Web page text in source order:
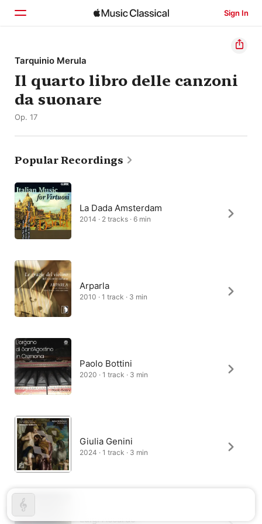
Sign In
Home
Browse
Search
Tarquinio Merula
Il quarto libro delle canzoni
da suonare
Op. 17
Popular Recordings
La Dada Amsterdam
2014 · 2 tracks · 6 min
Arparla
2010 · 1 track · 3 min
Paolo Bottini
2020 · 1 track · 3 min
Giulia Genini
2024 · 1 track · 3 min
Luigi Accardo